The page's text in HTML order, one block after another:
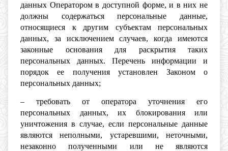
данных Оператором в доступной форме, и в них не
должны содержаться персональные данные,
относящиеся к другим субъектам персональных
данных, за исключением случаев, когда имеются
законные основания для раскрытия таких
персональных данных. Перечень информации и
порядок ее получения установлен Законом о
персональных данных;
– требовать от оператора уточнения его
персональных данных, их блокирования или
уничтожения в случае, если персональные данные
являются неполными, устаревшими, неточными,
незаконно полученными или не являются